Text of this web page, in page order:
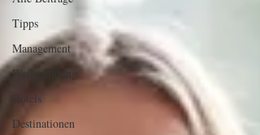
Tipps
Management
Weiterbildung
Hotels
Destinationen